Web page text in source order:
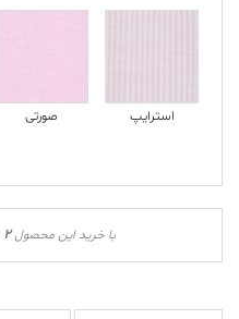
استرایپ صورتی
با خرید این محصول2